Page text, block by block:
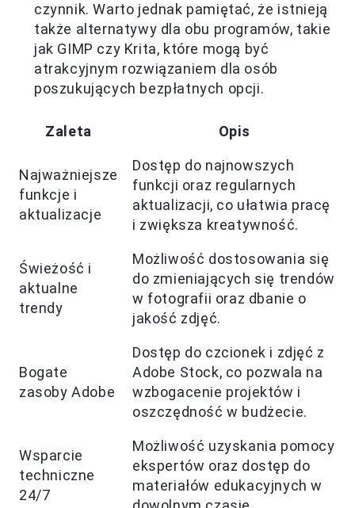
czynnik. Warto jednak pamiętać, że istnieją
także alternatywy dla obu programów, takie
jak GIMP czy Krita, które mogą być
atrakcyjnym rozwiązaniem dla osób
poszukujących bezpłatnych opcji.
Zaleta Opis
Najważniejsze
funkcje i
aktualizacje
Dostęp do najnowszych
funkcji oraz regularnych
aktualizacji, co ułatwia pracę
i zwiększa kreatywność.
Świeżość i
aktualne
trendy
Możliwość dostosowania się
do zmieniających się trendów
w fotografii oraz dbanie o
jakość zdjęć.
Bogate
zasoby Adobe
Dostęp do czcionek i zdjęć z
Adobe Stock, co pozwala na
wzbogacenie projektów i
oszczędność w budżecie.
Wsparcie
techniczne
24/7
Możliwość uzyskania pomocy
ekspertów oraz dostęp do
materiałów edukacyjnych w